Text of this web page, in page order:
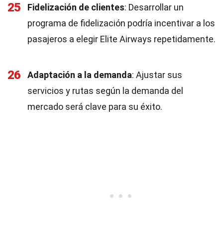
25 Fidelización de clientes: Desarrollar un
programa de fidelización podría incentivar a los
pasajeros a elegir Elite Airways repetidamente.
26 Adaptación a la demanda: Ajustar sus
servicios y rutas según la demanda del
mercado será clave para su éxito.